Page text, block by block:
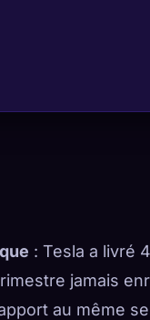
: Tesla a livré
jamais
au même